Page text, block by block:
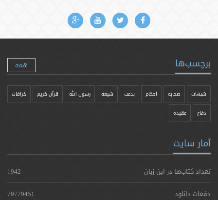
برچسب‌ها همه
شبهات صحابه احکام بدعت شیعه رسول الله قرآن کریم خرافات
دفاع عقیده
آمار سایت
تعداد کتاب‌ها در این زبان
1942
دفعات دانلود
79779451